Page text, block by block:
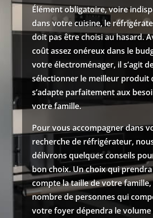
Élément obligatoire, voire
dans votre cuisine, le
doit pas être choisi au hasard.
coût assez onéreux dans le
votre électroménager, il s’agit
sélectionner le meilleur produit
s’adapte parfaitement aux
votre famille.
Pour vous accompagner dans
recherche de réfrigérateur,
délivrons quelques conseils
bon choix. Un choix qui
compte la taille de votre famille,
nombre de personnes qui
votre foyer dépendra le